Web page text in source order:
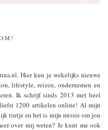
Hier kun je wekelijks nieuwe
lifestyle, reizen, ondernemen en
Ik schrijf sinds 2013 met heel
1200 artikelen online! Al mijn
tintje en het is mijn missie om jou
over mij weten? Je kunt me ook